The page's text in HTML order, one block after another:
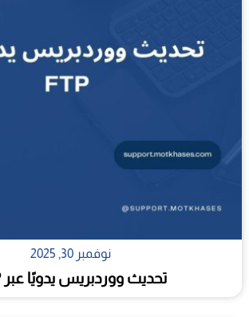
نوفمبر 30, 2025
تحديث ووردبريس يدويًا عبر FTP